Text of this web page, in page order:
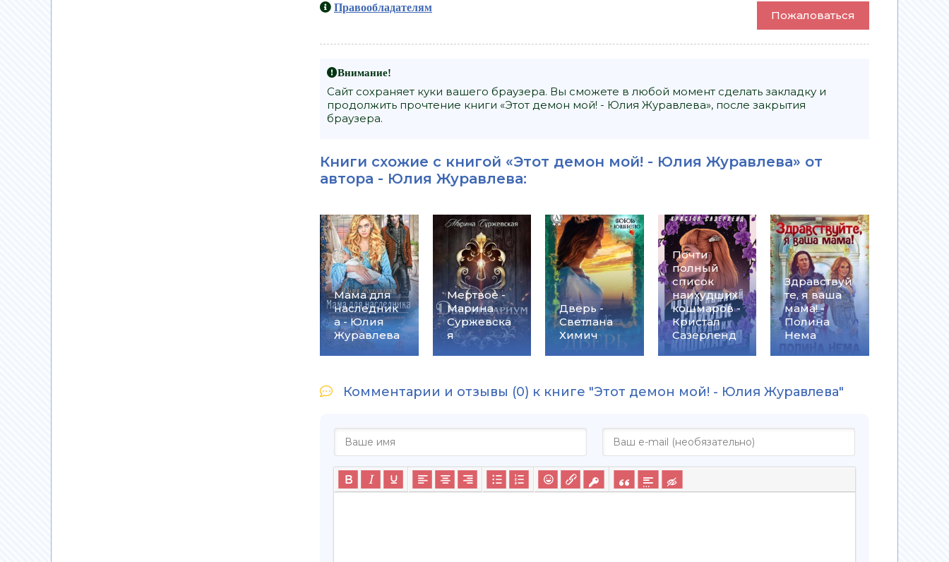
Правообладателям
Пожаловаться
Внимание!
Сайт сохраняет куки вашего браузера. Вы сможете в любой момент сделать закладку и
продолжить прочтение книги «Этот демон мой! - Юлия Журавлева», после закрытия
браузера.
Книги схожие с книгой «Этот демон мой! - Юлия Журавлева» от
автора - Юлия Журавлева:
Мама для
наследник
а - Юлия
Журавлева
Мертвое -
Марина
Суржевска
я
Дверь -
Светлана
Химич
Почти
полный
список
наихудших
кошмаров -
Кристал
Сазерленд
Здравствуй
те, я ваша
мама! -
Полина
Нема
Комментарии и отзывы (0) к книге "Этот демон мой! - Юлия Журавлева"